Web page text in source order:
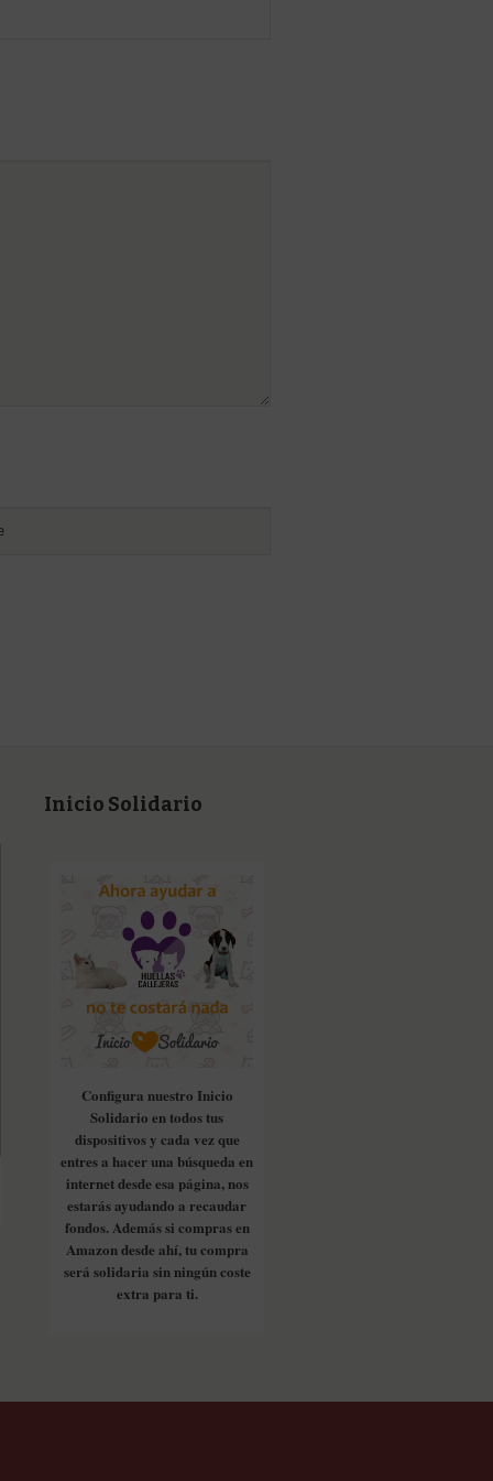
Inicio Solidario
Configura nuestro Inicio
Solidario en todos tus
dispositivos y cada vez que
entres a hacer una búsqueda en
internet desde esa página, nos
estarás ayudando a recaudar
fondos. Además si compras en
Amazon desde ahí, tu compra
será solidaria sin ningún coste
extra para ti.